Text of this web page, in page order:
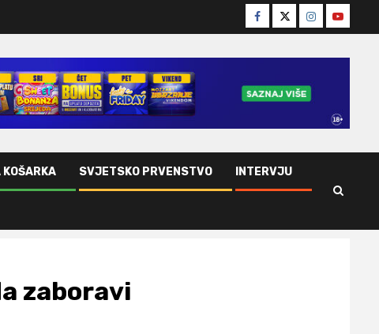
Facebook
TwitterInstagram
Youtube
SVJETSKO PRVENSTVO INTERVJU
zaboravi